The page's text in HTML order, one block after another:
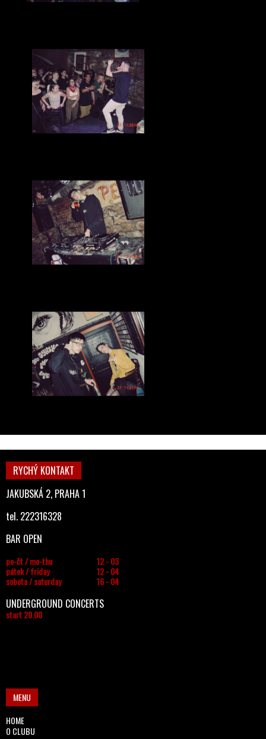
RYCHÝ KONTAKT
JAKUBSKÁ 2, PRAHA 1
tel. 222316328
BAR OPEN
po-čt / mo-thu
12 - 03
pátek / friday
12 - 04
sobota / saturday
16 - 04
UNDERGROUND CONCERTS
start 20.00
MENU
HOME
O CLUBU